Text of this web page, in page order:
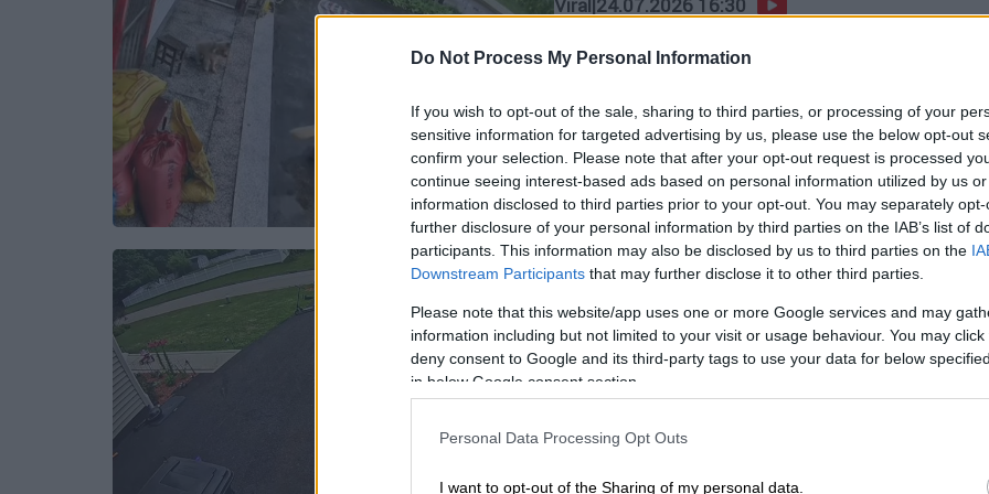
Do Not Process My Personal Information
If you wish to opt-out of the sale, sharing to third parties, or processing of your
sensitive information for targeted advertising by us, please use the below opt-out
confirm your selection. Please note that after your opt-out request is processed
continue seeing interest-based ads based on personal information utilized by us
information disclosed to third parties prior to your opt-out. You may separately
further disclosure of your personal information by third parties on the IAB’s list of
participants. This information may also be disclosed by us to third parties on the
Downstream Participants that may further disclose it to other third parties.
Please note that this website/app uses one or more Google services and may
information including but not limited to your visit or usage behaviour. You may
deny consent to Google and its third-party tags to use your data for below
in below Google consent section.
Personal Data Processing Opt Outs
I want to opt-out of the Sharing of my personal data.
Viral|24.07.2026 16:30
σκύλο να προσέξει το ρύζι από τη
Η αφοσίωσή του συγκινεί
Viral|21.07.2026 10:00
Ηρωικός σκύλος έσωσε 6χρονο
από επίθεση αρκούδας –
Βραβεύτηκε για τη γενναιότητά
του
Βίντεο δείχνει την αρκούδα να